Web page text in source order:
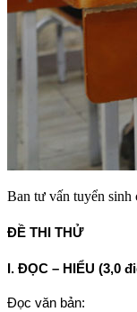
Ban tư vấn tuyển sinh
ĐỀ THI THỬ
I. ĐỌC – HIỂU (3,0
Đọc văn bản: